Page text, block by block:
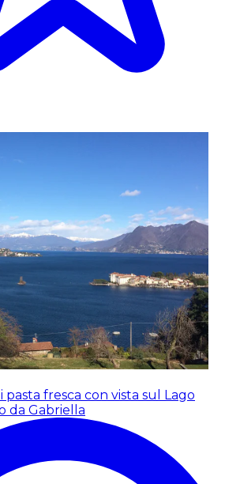
pasta fresca con vista sul Lago
da Gabriella